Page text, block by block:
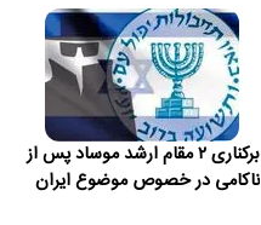
برکناری ۲ مقام ارشد موساد پس از
ناکامی در خصوص موضوع ایران